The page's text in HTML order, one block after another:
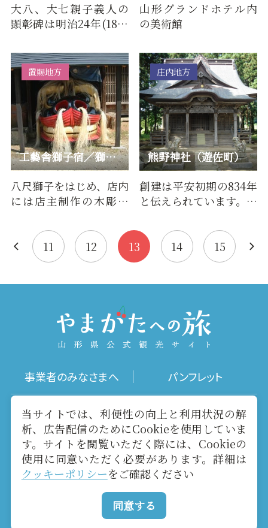
大八、大七親子義人の
顕彰碑は明治24年(1891
が寛延の昔、打ち続く
凶作…
山形グランドホテル内
の美術館
工藝舎獅子宿／獅子宿燻亭
置賜地方
八尺獅子をはじめ、店内
には店主制作の木彫り
展示されています。黒獅
子に…
熊野神社（遊佐町）
庄内地方
創建は平安初期の834年
と伝えられています。神
なものです。古い山伏修
験…
11 12 13 14 15
事業者のみなさまへ パンフレット
写真ダウンロード 動画ギャラリー
お役立ちリンク 当サイトについて
メールマガジン お問い合わせ
Copyright yamagatakanko.com 2020-2026 All Rights
当サイトでは、利便性の向上と利用状況の解
析、広告配信のためにCookieを使用していま
す。サイトを閲覧いただく際には、Cookieの
使用に同意いただく必要があります。詳細は
クッキーポリシーをご確認ください
同意する